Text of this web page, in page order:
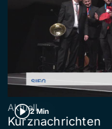
2 Min
Aktuell
Kurznachrichten